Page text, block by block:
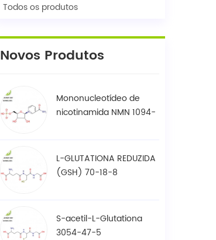
Todos os produtos
Novos Produtos
Mononucleotídeo de
nicotinamida NMN 1094-
L-GLUTATIONA REDUZIDA
(GSH) 70-18-8
S-acetil-L-Glutationa
3054-47-5